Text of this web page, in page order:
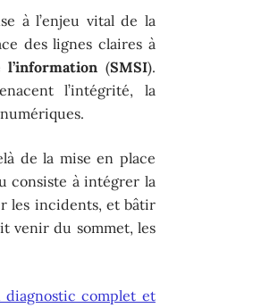
à l’enjeu vital de la
des lignes claires à
(SMSI).
l’intégrité, la
de la mise en place
consiste à intégrer la
les incidents, et bâtir
venir du sommet, les
complet et